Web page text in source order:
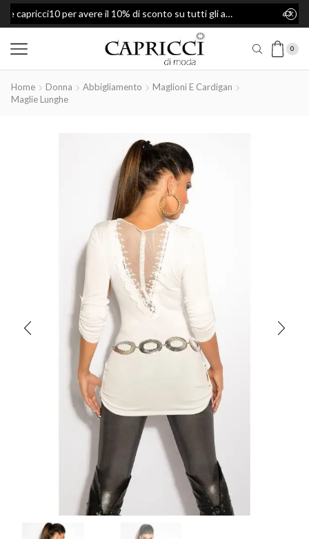
Spedizione Gratis per ordini superiori a 49€
0
Home Donna Abbigliamento
Maglioni E Cardigan
Maglie Lunghe